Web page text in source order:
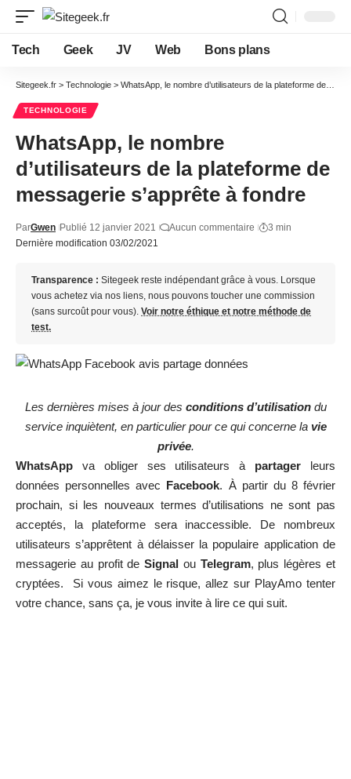
Tech Geek JV Web Bons plans
Sitegeek.fr > Technologie > WhatsApp, le nombre d’utilisateurs de la plateforme de messagerie s’apprête à fondre
TECHNOLOGIE
WhatsApp, le nombre
d’utilisateurs de la plateforme de
messagerie s’apprête à fondre
Dernière modification 03/02/2021
ParGwen Publié 12 janvier 2021 Aucun commentaire 3 min
Transparence : Sitegeek reste indépendant grâce à vous. Lorsque
vous achetez via nos liens, nous pouvons toucher une commission
(sans surcoût pour vous). Voir notre éthique et notre méthode de
test.
Les dernières mises à jour des conditions d’utilisationdu
service inquiètent, en particulier pour ce qui concerne la vie
privée.
WhatsApp va obliger ses utilisateurs à partager leurs
données personnelles avec Facebook. À partir du 8 février
prochain, si les nouveaux termes d’utilisations ne sont pas
acceptés, la plateforme sera inaccessible. De nombreux
utilisateurs s’apprêtent à délaisser la populaire application de
messagerie au profit deSignal ou Telegram, plus légères et
cryptées. Si vous aimez le risque, allez sur PlayAmo tenter
votre chance, sans ça, je vous invite à lire ce qui suit.